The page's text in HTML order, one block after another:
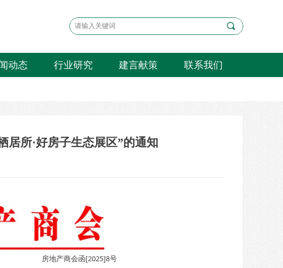
끠
动态 行业研究 建言献策 联系我们
居所·好房子生态展区”的通知
房地产商会函[2025]8号